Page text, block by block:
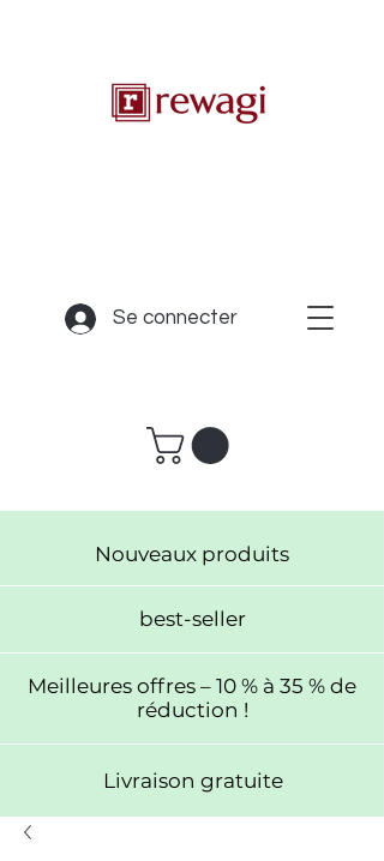
Nouveaux produits
best-seller
Meilleures offres – 10 % à 35 % de
réduction !
Livraison gratuite
Se connecter